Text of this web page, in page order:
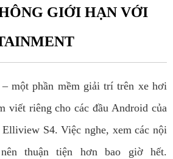
GIỚI HẠN VỚI
một phần mềm giải trí trên xe hơi
viết riêng cho các đầu Android của
S4. Việc nghe, xem các nội
thuận tiện hơn bao giờ hết.